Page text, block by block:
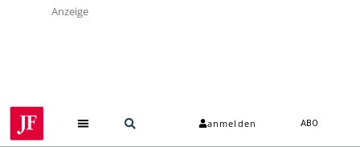
Anzeige
anmelden ABO